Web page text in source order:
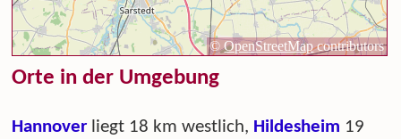
Orte in der Umgebung
Hannover liegt 18 km westlich, Hildesheim 19